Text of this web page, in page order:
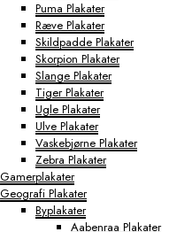
Puma Plakater
Ræve Plakater
Skildpadde Plakater
Skorpion Plakater
Slange Plakater
Tiger Plakater
Ugle Plakater
Ulve Plakater
Vaskebjørne Plakater
Zebra Plakater
Gamerplakater
Geografi Plakater
Byplakater
Aabenraa Plakater